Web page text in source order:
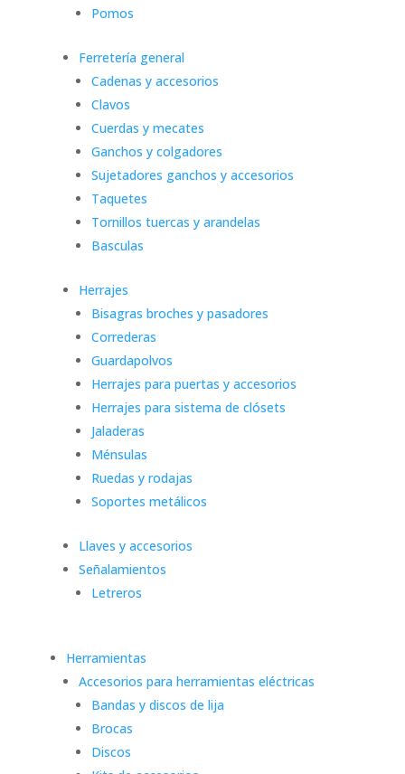
Pomos
Ferretería general
Cadenas y accesorios
Clavos
Cuerdas y mecates
Ganchos y colgadores
Sujetadores ganchos y accesorios
Taquetes
Tornillos tuercas y arandelas
Basculas
Herrajes
Bisagras broches y pasadores
Correderas
Guardapolvos
Herrajes para puertas y accesorios
Herrajes para sistema de clósets
Jaladeras
Ménsulas
Ruedas y rodajas
Soportes metálicos
Llaves y accesorios
Señalamientos
Letreros
Herramientas
Accesorios para herramientas eléctricas
Bandas y discos de lija
Brocas
Discos